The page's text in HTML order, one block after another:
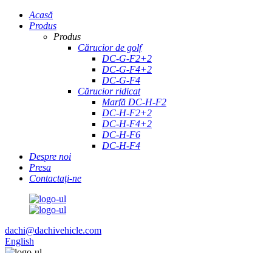
Acasă
Produs
Produs
Cărucior de golf
DC-G-F2+2
DC-G-F4+2
DC-G-F4
Cărucior ridicat
Marfă DC-H-F2
DC-H-F2+2
DC-H-F4+2
DC-H-F6
DC-H-F4
Despre noi
Presa
Contactaţi-ne
dachi@dachivehicle.com
English